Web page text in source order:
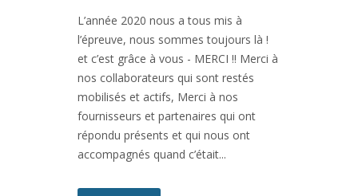
L’année 2020 nous a tous mis à
l’épreuve, nous sommes toujours là !
et c’est grâce à vous - MERCI !! Merci à
nos collaborateurs qui sont restés
mobilisés et actifs, Merci à nos
fournisseurs et partenaires qui ont
répondu présents et qui nous ont
accompagnés quand c’était...